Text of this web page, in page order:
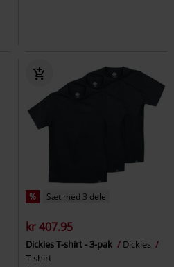
% Sæt med 3 dele
kr 407.95
Dickies T-shirt - 3-pak
Dickies
T-shirt